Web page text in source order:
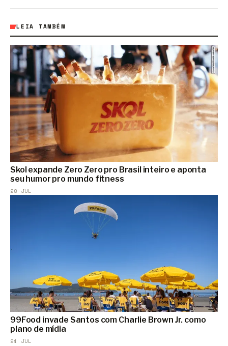
LEIA TAMBÉM
Skol expande Zero Zero pro Brasil inteiro e aponta
seu humor pro mundo fitness
28 JUL
99Food invade Santos com Charlie Brown Jr. como
plano de mídia
24 JUL